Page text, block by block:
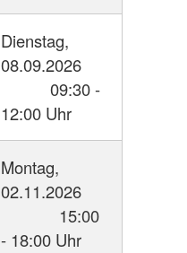
Dienstag,
08.09.2026
09:30 -
12:00 Uhr
Montag,
02.11.2026
15:00
- 18:00 Uhr